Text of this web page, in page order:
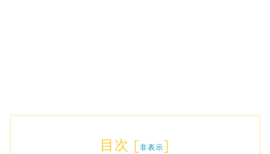
目次 [非表示]